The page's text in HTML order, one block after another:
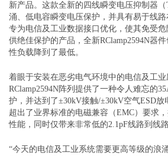
新产品。这款全新的四线瞬变电压抑制器
涌、低电容瞬变电压保护，并具有易于线
专为电信及工业数据接口优化，使其免受
供绝佳保护的产品，全新RClamp2594N器
性负载降到了最低。
着眼于安装在恶劣电气环境中的电信及工业
RClamp2594N阵列提供了一种令人难忘的
护，并达到了±30kV接触/±30kV空气ESD
超出了业界标准的电磁兼容（EMC）要求
性能，同时仅带来非常低的2.1pF线路到线路
“今天的电信及工业系统需要更高等级的浪